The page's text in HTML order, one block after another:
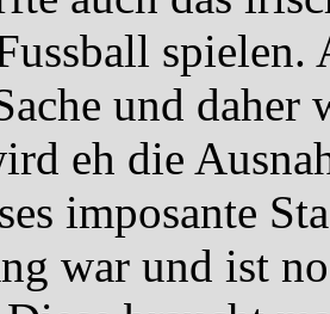
und daher
eh die
imposante
war und ist